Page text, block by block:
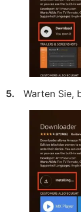
5. Warten Sie,